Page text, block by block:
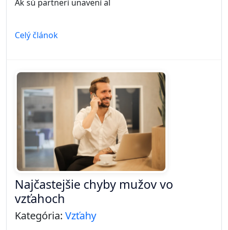
Ak sú partneri unavení al
Celý článok
Najčastejšie chyby mužov vo
vzťahoch
Kategória: Vzťahy